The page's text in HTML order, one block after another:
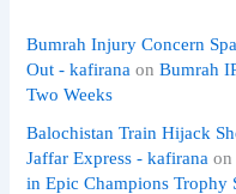
Bumrah Injury Concern
Out - kafirana onBumrah
Two Weeks
Balochistan Train Hijack
Jaffar Express - kafirana
in Epic Champions Trophy